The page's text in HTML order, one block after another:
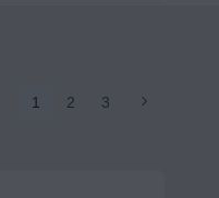
1 2 3